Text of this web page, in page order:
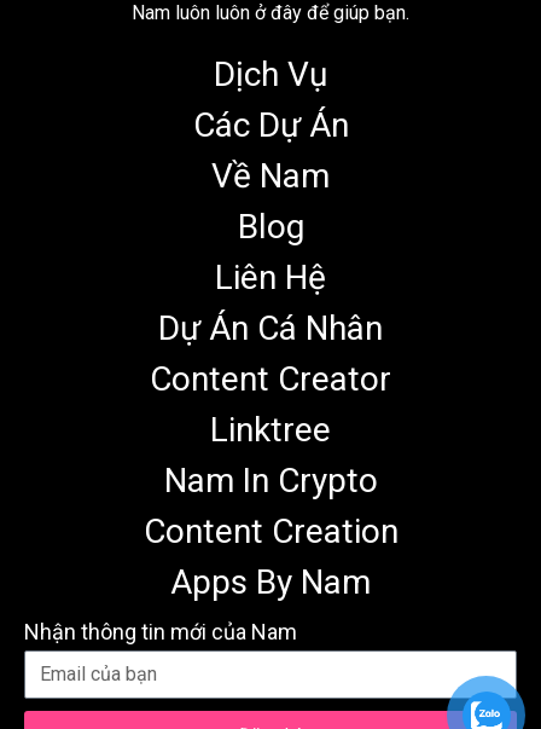
Nam luôn luôn ở đây để giúp bạn.
Dịch Vụ
Các Dự Án
Về Nam
Blog
Liên Hệ
Dự Án Cá Nhân
Content Creator
Linktree
Nam In Crypto
Content Creation
Apps By Nam
Nhận thông tin mới của Nam